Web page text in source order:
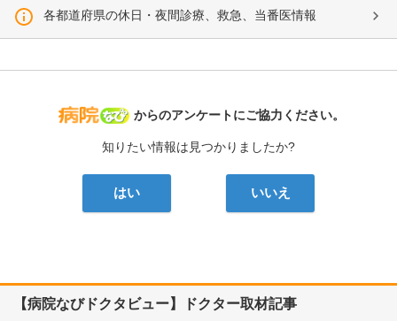
各都道府県の休日・夜間診療、救急、当番医情報
病院なび
からのアンケートにご協力ください。
知りたい情報は見つかりましたか?
はい いいえ
【病院なびドクタビュー】ドクター取材記事